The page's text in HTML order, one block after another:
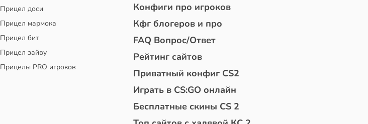
Прицел доси
Прицел мармока
Прицел бит
Прицел зайву
Прицелы PRO игроков
Конфиги про игроков
Кфг блогеров и про
FAQ Вопрос/Ответ
Рейтинг сайтов
Приватный конфиг CS2
Играть в CS:GO онлайн
Бесплатные скины CS 2